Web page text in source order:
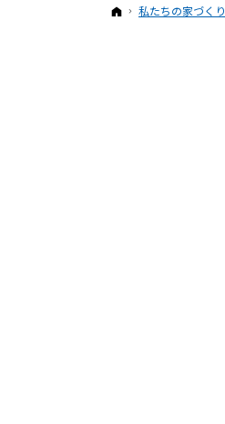
ホーム
私たちの家づくり